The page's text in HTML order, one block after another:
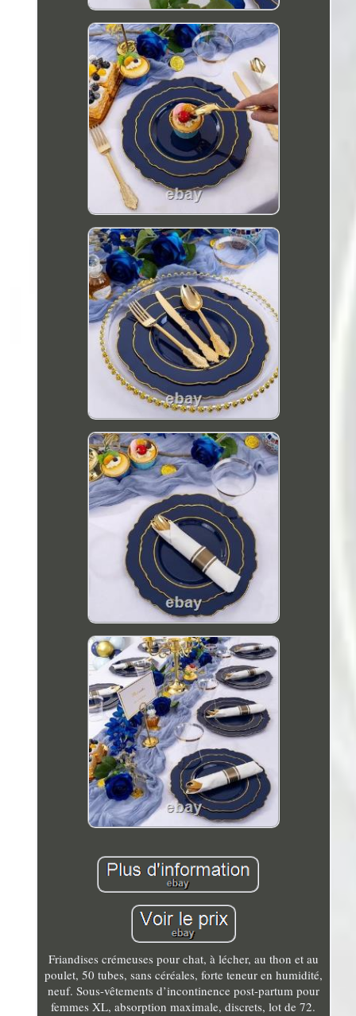
Friandises crémeuses pour chat, à lécher, au thon et au
poulet, 50 tubes, sans céréales, forte teneur en humidité,
neuf. Sous-vêtements d’incontinence post-partum pour
femmes XL, absorption maximale, discrets, lot de 72.